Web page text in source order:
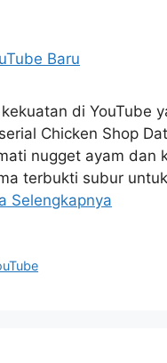
di YouTube
Chicken Shop
nugget ayam dan
terbukti subur
Selengkapnya